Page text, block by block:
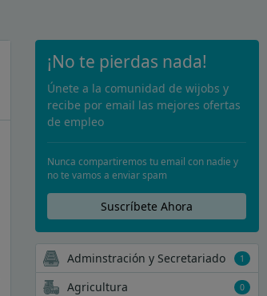
¡No te pierdas nada!
Únete a la comunidad de wijobs y
recibe por email las mejores ofertas
de empleo
Nunca compartiremos tu email con nadie y
no te vamos a enviar spam
Suscríbete Ahora
Adminstración y Secretariado 1
Agricultura 0